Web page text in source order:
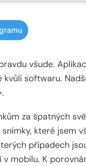
všude.
softwaru.
.
za špatných
které jsem
případech
v mobilu. K